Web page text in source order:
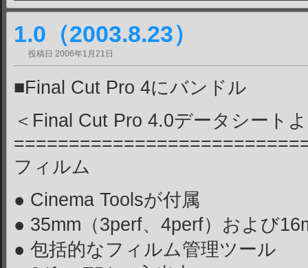
1.0（2003.8.23）
投稿日 2006年1月21日
■Final Cut Pro 4にバンドル
＜Final Cut Pro 4.0データシート
フィルム
● Cinema Toolsが付属
● 35mm（3perf、4perf）および
● 包括的なフィルム管理ツール